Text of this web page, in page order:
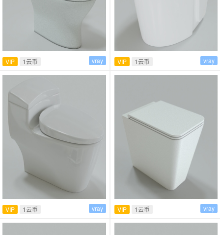
VIP 1云币 vray VIP 1云币 vray
VIP 1云币 vray VIP 1云币 vray